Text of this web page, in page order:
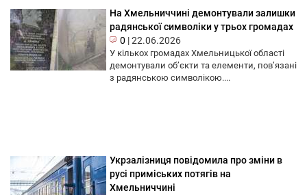
На Хмельниччині демонтували залишки
радянської символіки у трьох громадах
0 |22.06.2026
У кількох громадах Хмельницької області
демонтували об’єкти та елементи, пов’язані
з радянською символікою....
Укрзалізниця повідомила про зміни в
русі приміських потягів на
Хмельниччині